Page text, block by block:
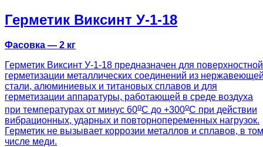
Герметик Виксинт У-1-18
Фасовка — 2 кг
Герметик Виксинт У-1-18 предназначен для поверхностной
герметизации металлических соединений из
стали, алюминиевых и титановых сплавов и для
герметизации аппаратуры, работающей в среде воздуха
при температурах от минус 60оС до +300оС при действии
вибрационных, ударных и повторнопеременных нагрузок.
Герметик не вызывает коррозии металлов и сплавов, в том
числе меди.